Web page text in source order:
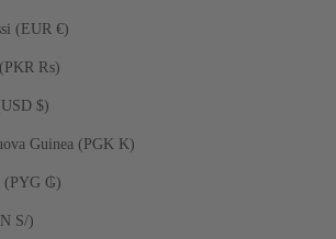
Paesi Bassi (EUR €)
Pakistan (PKR ₨)
Panamá (USD $)
Papua Nuova Guinea (PGK K)
Paraguay (PYG ₲)
Perù (PEN S/)